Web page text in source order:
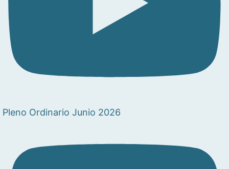
Pleno Ordinario Junio 2026